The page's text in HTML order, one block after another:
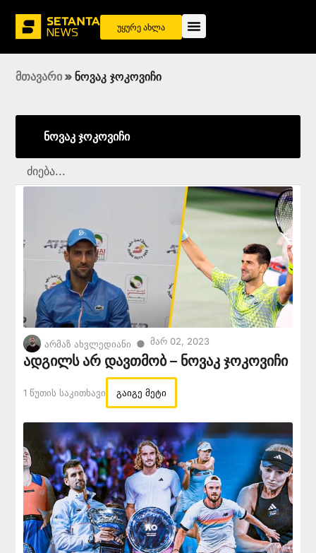
უყურე ახლა
მთავარი » ნოვაკ ჯოკოვიჩი
ნოვაკ ჯოკოვიჩი
არმაზ ახვლედიანი ● Მარ 02, 2023
ადგილს არ დავთმობ – ნოვაკ ჯოკოვიჩი
1 Წუთის Საკითხავი გაიგე მეტი